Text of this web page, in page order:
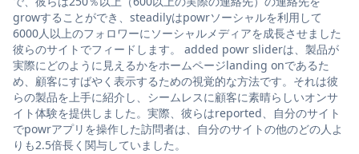
growすることができ、steadilyはpowrソーシャルを利用して
6000人以上のフォロワーにソーシャルメディアを成長させました
彼らのサイトでフィードします。 added powr sliderは、製品が
実際にどのように見えるかをホームページlanding onであるた
め、顧客にすばやく表示するための視覚的な方法です。それは彼
らの製品を上手に紹介し、シームレスに顧客に素晴らしいオンサ
イト体験を提供しました。実際、彼らはreported、自分のサイト
でpowrアプリを操作した訪問者は、自分のサイトの他のどの人よ
りも2.5倍長く関与していました。